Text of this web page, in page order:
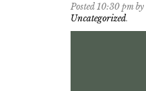
Posted 10:30 pm by
Uncategorized.